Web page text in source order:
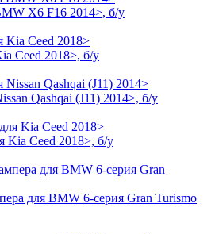
X6 F16 2014>, б/у
Ceed 2018>, б/у
Qashqai (J11) 2014>, б/у
Kia Ceed 2018>, б/у
для BMW 6-серия Gran Turismo